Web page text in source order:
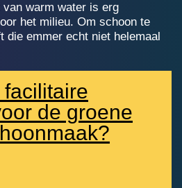
van warm water is erg
het milieu. Om schoon te
die emmer echt niet helemaal
de groene